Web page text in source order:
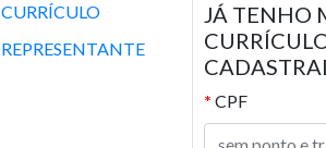
CURRÍCULO
REPRESENTANTE
JÁ TENHO
* CPF